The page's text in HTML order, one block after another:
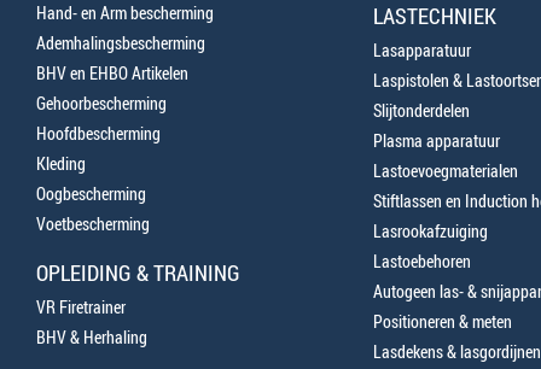
Hand- en Arm bescherming
Ademhalingsbescherming
BHV en EHBO Artikelen
Gehoorbescherming
Hoofdbescherming
Kleding
Oogbescherming
Voetbescherming
OPLEIDING & TRAINING
VR Firetrainer
BHV & Herhaling
LASTECHNIEK
Lasapparatuur
Laspistolen &
Slijtonderdelen
Plasma apparatuur
Lastoevoegmaterialen
Stiftlassen en Induction
Lasrookafzuiging
Lastoebehoren
Autogeen las- &
Positioneren & meten
Lasdekens & lasgordijnen